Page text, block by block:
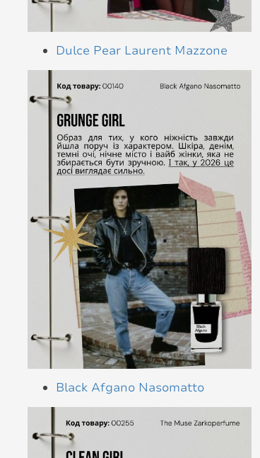
Dulce Pear Laurent Mazzone
Black Afgano Nasomatto